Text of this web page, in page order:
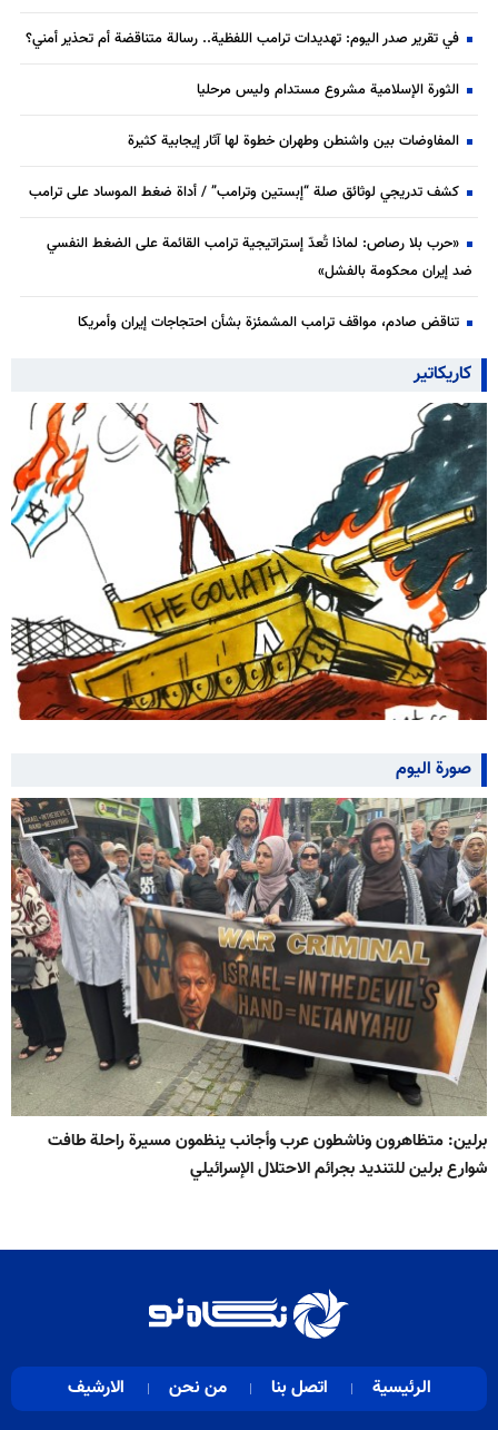
في تقرير صدر اليوم: تهديدات ترامب اللفظية.. رسالة متناقضة أم تحذير أمني؟
الثورة الإسلامية مشروع مستدام وليس مرحليا
المفاوضات بين واشنطن وطهران خطوة لها آثار إيجابية كثيرة
كشف تدريجي لوثائق صلة “إبستين وترامب” / أداة ضغط الموساد على ترامب
«حرب بلا رصاص: لماذا تُعدّ إستراتيجية ترامب القائمة على الضغط النفسي
ضد إيران محكومة بالفشل»
تناقض صادم، مواقف ترامب المشمئزة بشأن احتجاجات إيران وأمريكا
كاريكاتير
صورة اليوم
برلين: متظاهرون وناشطون عرب وأجانب ينظمون مسيرة راحلة طافت
شوارع برلين للتنديد بجرائم الاحتلال الإسرائيلي
الرئيسية اتصل بنا من نحن الارشيف